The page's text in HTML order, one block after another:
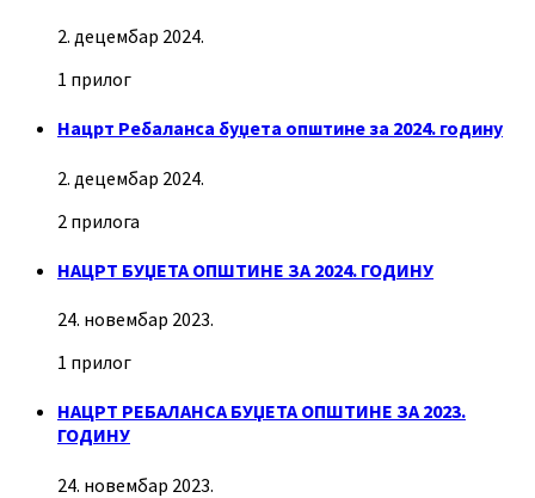
2. децембар 2024.
1 прилог
Нацрт Ребаланса буџета општине за 2024. годину
2. децембар 2024.
2 прилога
НАЦРТ БУЏЕТА ОПШТИНЕ ЗА 2024. ГОДИНУ
24. новембар 2023.
1 прилог
НАЦРТ РЕБАЛАНСА БУЏЕТА ОПШТИНЕ ЗА 2023.
ГОДИНУ
24. новембар 2023.